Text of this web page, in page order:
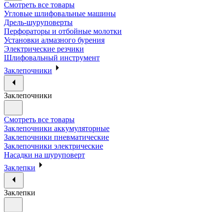
Смотреть все товары
Угловые шлифовальные машины
Дрель-шуруповерты
Перфораторы и отбойные молотки
Установки алмазного бурения
Электрические резчики
Шлифовальный инструмент
Заклепочники
Заклепочники
Смотреть все товары
Заклепочники аккумуляторные
Заклепочники пневматические
Заклепочники электрические
Насадки на шуруповерт
Заклепки
Заклепки